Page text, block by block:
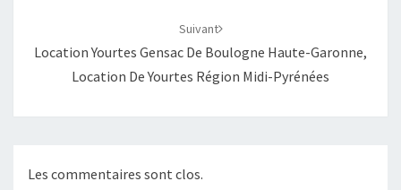
Suivant
Location Yourtes Gensac De Boulogne Haute-Garonne,
Location De Yourtes Région Midi-Pyrénées
Les commentaires sont clos.